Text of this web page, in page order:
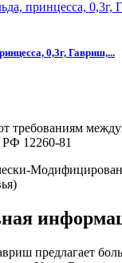
0,3г, Гавриш,...
требованиям
12260-81
предлагает